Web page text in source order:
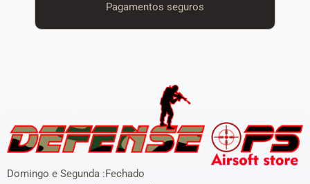
Pagamentos seguros
Domingo e Segunda :Fechado